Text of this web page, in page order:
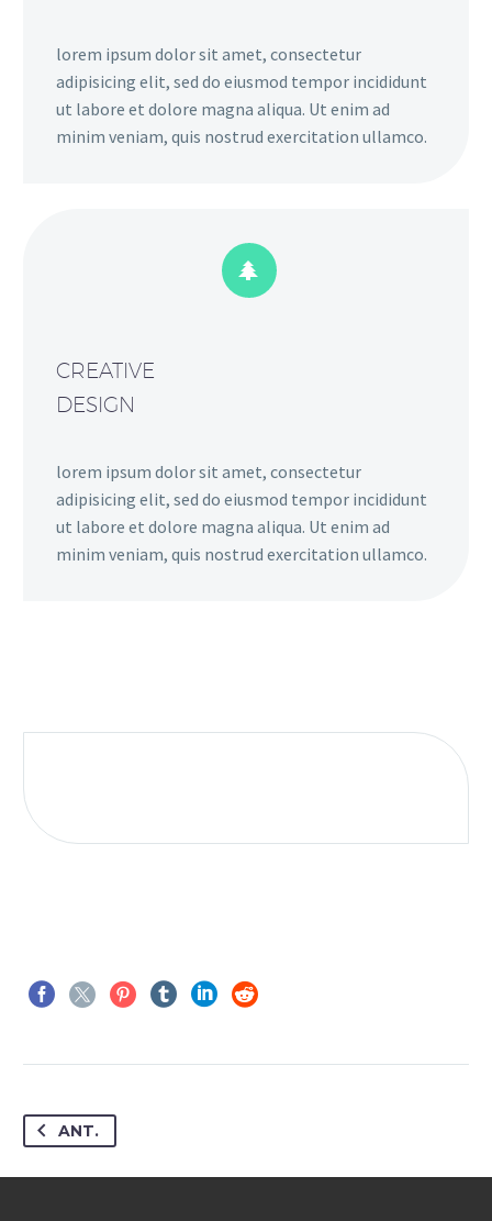
lorem ipsum dolor sit amet, consectetur
adipisicing elit, sed do eiusmod tempor incididunt
ut labore et dolore magna aliqua. Ut enim ad
minim veniam, quis nostrud exercitation ullamco.


CREATIVE
DESIGN
lorem ipsum dolor sit amet, consectetur
adipisicing elit, sed do eiusmod tempor incididunt
ut labore et dolore magna aliqua. Ut enim ad
minim veniam, quis nostrud exercitation ullamco.
ANT.